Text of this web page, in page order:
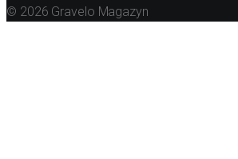
© 2026 Gravelo Magazyn